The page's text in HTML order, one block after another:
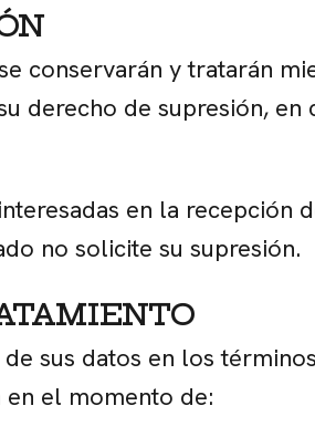
conservarán y tratarán
derecho de supresión,
en la
no solicite su supresión.
sus datos en los
en el momento de: